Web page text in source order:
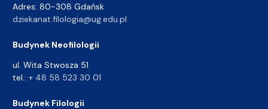
Adres: 80-308 Gdańsk
dziekanat.filologia@ug.edu.pl
Budynek Neofilologii
ul. Wita Stwosza 51
tel.: + 48 58 523 30 01
Budynek Filologii